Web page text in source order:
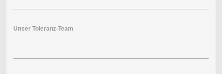
Unser Toleranz-Team